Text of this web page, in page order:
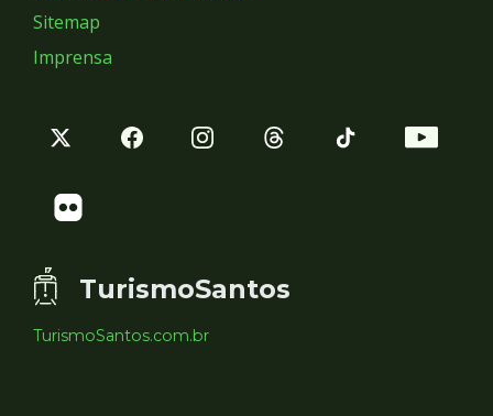
Sitemap
Imprensa
TurismoSantos
TurismoSantos.com.br